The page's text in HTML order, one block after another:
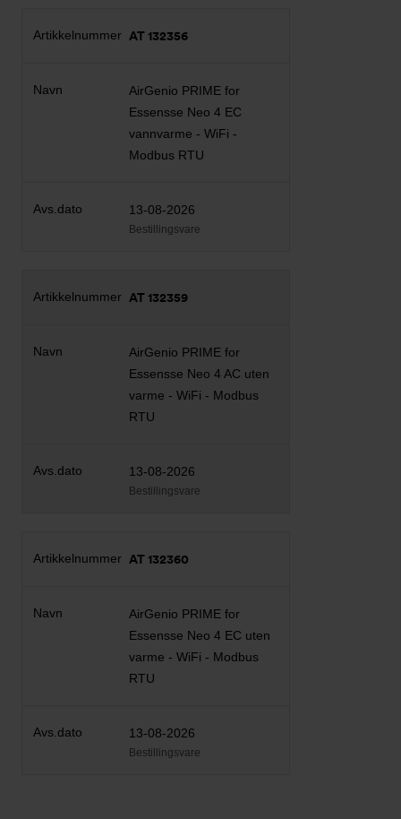
AT 132356
AirGenio PRIME for
Essensse Neo 4 EC
vannvarme - WiFi -
Modbus RTU
13-08-2026
Bestillingsvare
AT 132359
AirGenio PRIME for
Essensse Neo 4 AC uten
varme - WiFi - Modbus
RTU
13-08-2026
Bestillingsvare
AT 132360
AirGenio PRIME for
Essensse Neo 4 EC uten
varme - WiFi - Modbus
RTU
13-08-2026
Bestillingsvare